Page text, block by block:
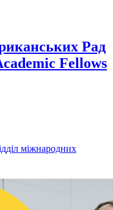
Рад
Fellows
міжнародних